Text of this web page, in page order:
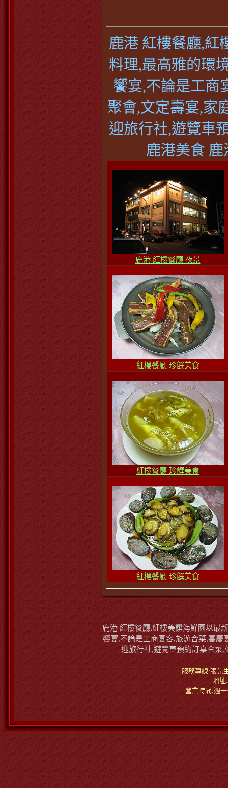
鹿港 紅樓餐廳,紅
料理,最高雅的環
饗宴,不論是工商
聚會,文定壽宴,家
迎旅行社,遊覽車
鹿港美食
鹿港 紅樓餐廳 夜景
紅樓餐廳 珍饌美食
紅樓餐廳 珍饌美食
紅樓餐廳 珍饌美食
鹿港 紅樓餐廳,紅樓美饌海鮮園以最
饗宴,不論是工商宴客,旅遊合菜,喜慶
迎旅行社,遊覽車預約訂桌合菜
服務專線:張先
地址
營業時間:週